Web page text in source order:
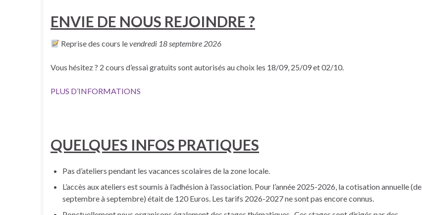
ENVIE DE NOUS REJOINDRE ?
Reprise des cours levendredi 18 septembre 2026
Vous hésitez ? 2 cours d’essai gratuits sont autorisés au choix les 18/09, 25/09 et 02/10.
PLUS D’INFORMATIONS
QUELQUES INFOS PRATIQUES
Pas d’ateliers pendant les vacances scolaires de la zone locale.
L’accès aux ateliers est soumis à l’adhésion à l’association. Pour l’année 2025-2026, la cotisation annuelle (de
septembre à septembre) était de 120 Euros. Les tarifs 2026-2027 ne sont pas encore connus.